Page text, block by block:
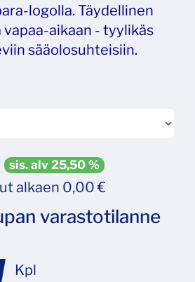
logolla. Täydellinen
aikaan - tyylikäs
sääolosuhteisiin.
sis. alv 25,50 %
alkaen 0,00 €
varastotilanne
Kpl